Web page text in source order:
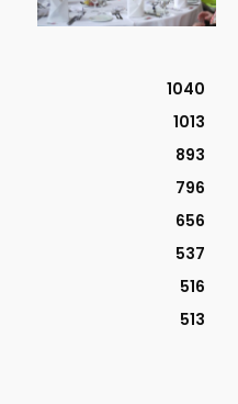
1040
1013
893
796
656
537
516
513